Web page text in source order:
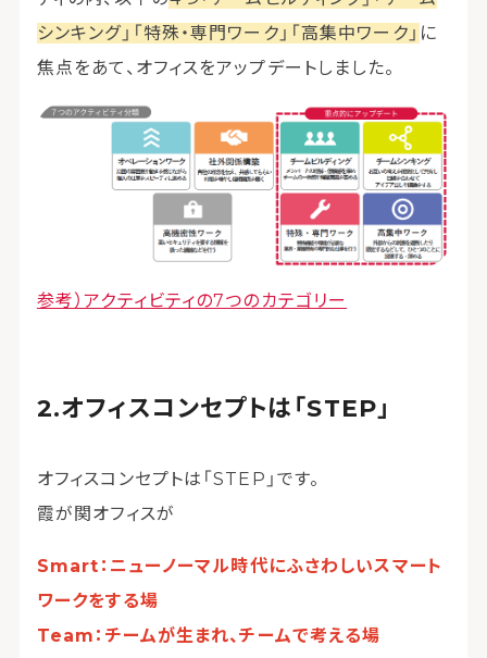
シンキング」「特殊・専門ワーク」「高集中ワーク」 に
焦点をあて、オフィスをアップデートしました。
参考）アクティビティの7つのカテゴリー
オフィスコンセプトは「STEP」
オフィスコンセプトは「STEP」です。
霞が関オフィスが
Smart：ニューノーマル時代にふさわしいスマート
ワークをする場
Team：チームが生まれ、チームで考える場